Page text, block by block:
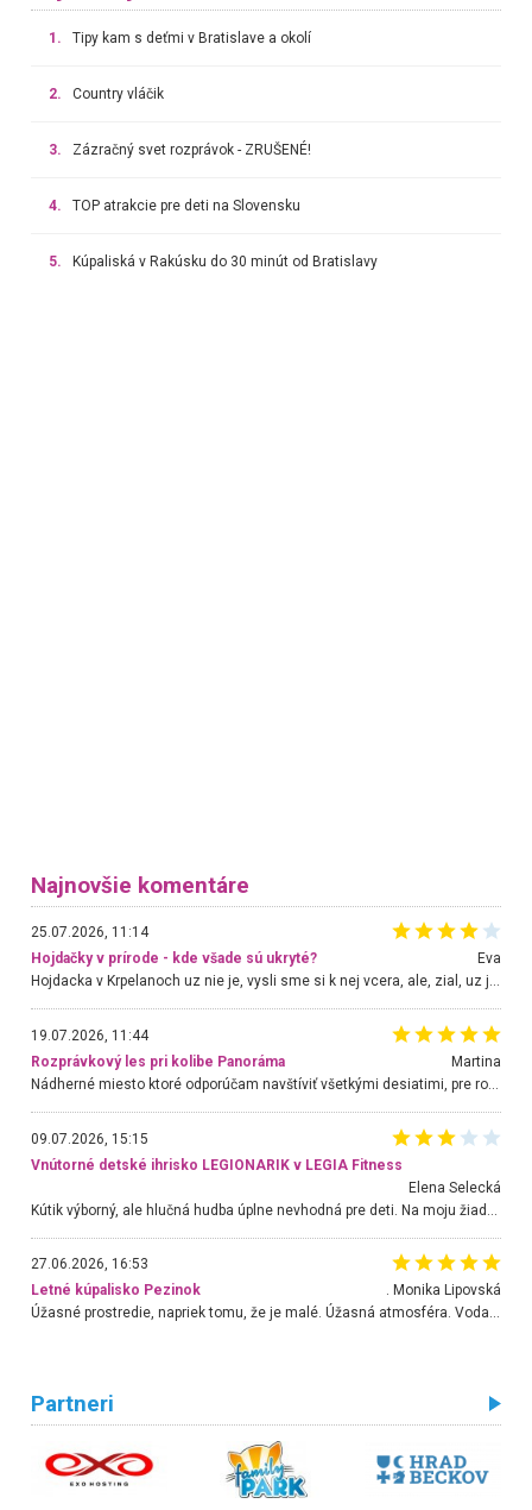
1. Tipy kam s deťmi v Bratislave a okolí
2. Country vláčik
3. Zázračný svet rozprávok - ZRUŠENÉ!
4. TOP atrakcie pre deti na Slovensku
5. Kúpaliská v Rakúsku do 30 minút od Bratislavy
Najnovšie komentáre
25.07.2026, 11:14
Hojdačky v prírode - kde všade sú ukryté?
Eva
Hojdacka v Krpelanoch uz nie je, vysli sme si k nej vcera, ale, zial, uz je znicena. Ak sem planujete cestu len kvoli hojdacke, mozete si ju usetrit. Krasny vyhlad je tu vsak aj bez hojdacky :-)
19.07.2026, 11:44
Rozprávkový les pri kolibe Panoráma
Martina
Nádherné miesto ktoré odporúčam navštíviť všetkými desiatimi, pre rodiny s deťmi, dôchodcom... Proste a jednoducho ozaj rozprávkový les.. určite ešte prídeme. Odniesli sme si na pamiatku krásne tričká,
09.07.2026, 15:15
Vnútorné detské ihrisko LEGIONARIK v LEGIA Fitness
Elena Selecká
27.06.2026, 16:53
Letné kúpalisko Pezinok
. Monika Lipovská
Úžasné prostredie, napriek tomu, že je malé. Úžasná atmosféra. Voda fantastická a nádherná. Ľudí je pomerne veľa, ale su mili a ohľaduplní. Je veľmi zaujímavé sledovať, ako dokážu spolu športovať cudzí ľudia a bez ohľadu na vek. Vládne tu pohoda. Vnuka neviem dostať z vody. Ďakujem za krásny deň . Urcite sa sem vrátim. Jediný problém je s parkovaním, ale aj ten sa mi podarilo vyriešiť. Monika Bratislava
Partneri